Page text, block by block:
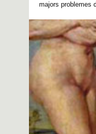
majors problemes